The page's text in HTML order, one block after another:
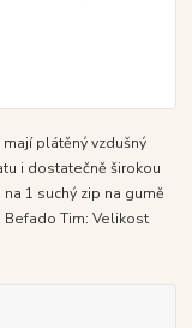
plátěný vzdušný
i dostatečně širokou
1 suchý zip na gumě
Tim: Velikost